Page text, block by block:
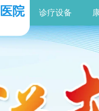
院 诊疗设备